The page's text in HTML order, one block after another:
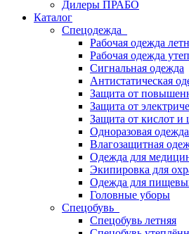
Дилеры ПРАБО
Каталог
Спецодежда
Рабочая одежда
Рабочая одежда
Сигнальная одежда
Антистатическая
Защита от
Защита от
Защита от кислот и
Одноразовая одежда
Влагозащитная
Одежда для
Экипировка для
Одежда для
Головные уборы
Спецобувь
Спецобувь летняя